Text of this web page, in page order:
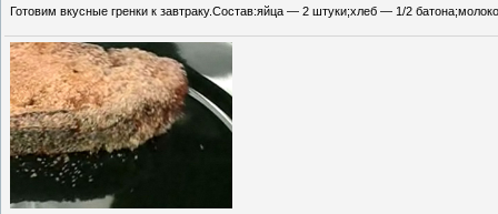
Готовим вкусные гренки к завтраку.Состав:яйца — 2 штуки;хлеб — 1/2